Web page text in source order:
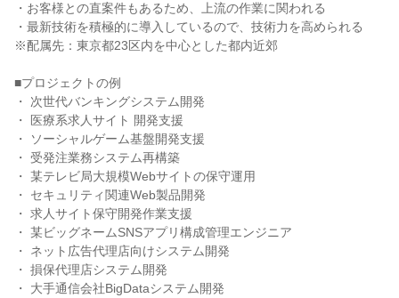
・お客様との直案件もあるため、上流の作業に関われる
・最新技術を積極的に導入しているので、技術力を高められる
※配属先：東京都23区内を中心とした都内近郊
■プロジェクトの例
・ 次世代バンキングシステム開発
・ 医療系求人サイト 開発支援
・ ソーシャルゲーム基盤開発支援
・ 受発注業務システム再構築
・ 某テレビ局大規模Webサイトの保守運用
・ セキュリティ関連Web製品開発
・ 求人サイト保守開発作業支援
・ 某ビッグネームSNSアプリ構成管理エンジニア
・ ネット広告代理店向けシステム開発
・ 損保代理店システム開発
・ 大手通信会社BigDataシステム開発